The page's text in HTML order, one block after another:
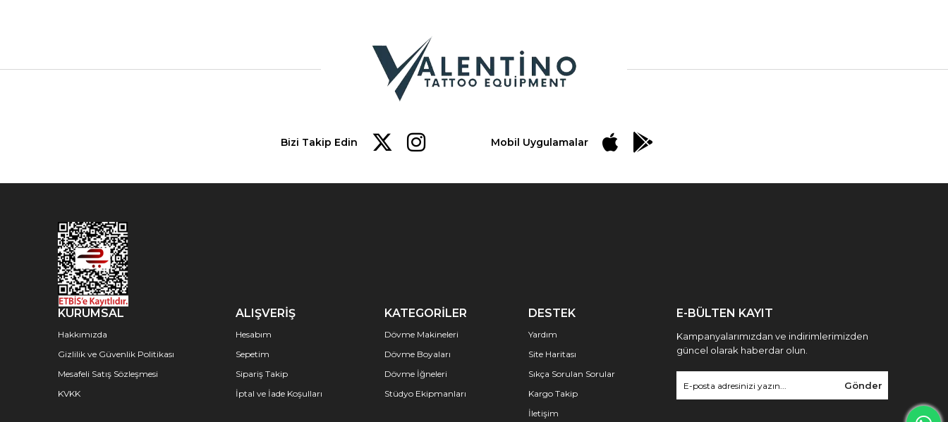
Daha fazla mürekkep cilde gider ve daha az mürekkep israf edilir.
Kartuşların zarif bir şekilde yapıldığından emin olan zarif altın kaplama ile lüks bir
-Estetik V şekli kartuşu
Estetik bir v-sistemi imzası oluşturmak için kartuş kabuğuna oyulmuş ikonik bir
Özellikler
* Güvenlik membranı V tahrik sistemi
Bizi Takip Edin Mobil Uygulamalar
KURUMSAL
Hakkımızda
Gizlilik ve Güvenlik Politikası
Mesafeli Satış Sözleşmesi
KVKK
ALIŞVERİŞ
Hesabım
Sepetim
Sipariş Takip
İptal ve İade Koşulları
KATEGORİLER
Dövme Makineleri
Dövme Boyaları
Dövme İğneleri
Stüdyo Ekipmanları
DESTEK
Yardım
Site Haritası
Sıkça Sorulan Sorular
Kargo Takip
İletişim
E-BÜLTEN KAYIT
Kampanyalarımızdan ve indirimlerimizden
güncel olarak haberdar olun.
Gönder